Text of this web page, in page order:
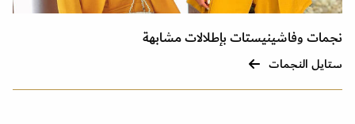
نجمات وفاشينيستات بإطلالات مشابهة
ستايل النجمات